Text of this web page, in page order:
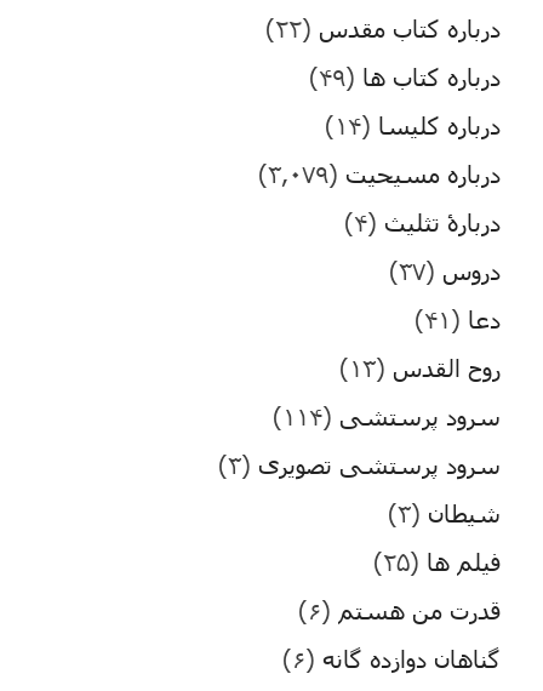
درباره کتاب مقدس (۲۲)
درباره کتاب ها (۴۹)
درباره کلیسا (۱۴)
درباره مسیحیت (۳,۰۷۹)
دربارۀ تثلیث (۴)
دروس (۳۷)
دعا (۴۱)
روح القدس (۱۳)
سرود پرستشی (۱۱۴)
سرود پرستشی تصویری (۳)
شیطان (۳)
فیلم ها (۲۵)
قدرت من هستم (۶)
گناهان دوازده گانه (۶)